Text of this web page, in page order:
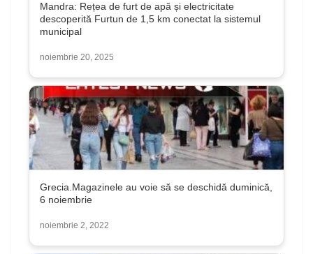
Mandra: Rețea de furt de apă și electricitate
descoperită Furtun de 1,5 km conectat la sistemul
municipal
noiembrie 20, 2025
Grecia.Magazinele au voie să se deschidă duminică,
6 noiembrie
noiembrie 2, 2022